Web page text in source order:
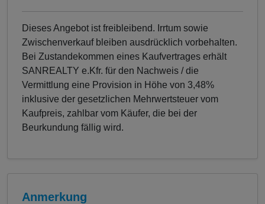
Dieses Angebot ist freibleibend. Irrtum sowie
Zwischenverkauf bleiben ausdrücklich vorbehalten.
Bei Zustandekommen eines Kaufvertrages erhält
SANREALTY e.Kfr. für den Nachweis / die
Vermittlung eine Provision in Höhe von 3,48%
inklusive der gesetzlichen Mehrwertsteuer vom
Kaufpreis, zahlbar vom Käufer, die bei der
Beurkundung fällig wird.
Anmerkung